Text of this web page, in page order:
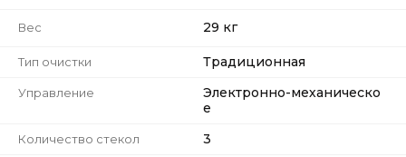
Вес 29 кг
Тип очистки Традиционная
Управление
Электронно-механическо
е
Количество стекол 3